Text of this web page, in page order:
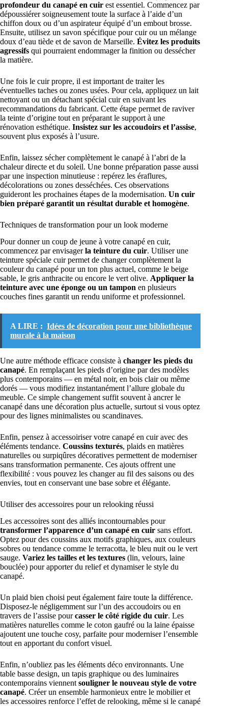
profondeur du canapé en cuir est essentiel. Commencez par
dépoussiérer soigneusement toute la surface à l’aide d’un
chiffon doux ou d’un aspirateur équipé d’un embout brosse.
Ensuite, utilisez un savon spécifique pour cuir ou un mélange
doux d’eau tiède et de savon de Marseille. Évitez les produits
agressifs qui pourraient endommager la finition ou dessécher
la matière.
Une fois le cuir propre, il est important de traiter les
éventuelles taches ou zones usées. Pour cela, appliquez un lait
nettoyant ou un détachant spécial cuir en suivant les
recommandations du fabricant. Cette étape permet de raviver
la teinte d’origine tout en préparant le support à une
rénovation esthétique. Insistez sur les accoudoirs et l’assise,
souvent plus exposés à l’usure.
Enfin, laissez sécher complètement le canapé à l’abri de la
chaleur directe et du soleil. Une bonne préparation passe aussi
par une inspection minutieuse : repérez les éraflures,
décolorations ou zones desséchées. Ces observations
guideront les prochaines étapes de la modernisation. Un cuir
bien préparé garantit un résultat durable et homogène.
Techniques de transformation pour un look moderne
Pour donner un coup de jeune à votre canapé en cuir,
commencez par envisagerla teinture du cuir. Utiliser une
teinture spéciale cuir permet de changer complètement la
couleur du canapé pour un ton plus actuel, comme le beige
sable, le gris anthracite ou encore le vert olive. Appliquer la
teinture avec une éponge ou un tampon en plusieurs
couches fines garantit un rendu uniforme et professionnel.
A LIRE : Idées de décoration pour une bibliothèque
murale à la maison
Une autre méthode efficace consiste à changer les pieds du
canapé. En remplaçant les pieds d’origine par des modèles
plus contemporains — en métal noir, en bois clair ou même
dorés — vous modifiez instantanément l’allure globale du
meuble. Ce simple changement suffit souvent à ancrer le
canapé dans une décoration plus actuelle, surtout si vous optez
pour des lignes minimalistes ou scandinaves.
Enfin, pensez à accessoiriser votre canapé en cuir avec des
éléments tendance. Coussins texturés, plaids en matières
naturelles ou surpiqûres décoratives permettent de moderniser
sans transformation permanente. Ces ajouts offrent une
flexibilité : vous pouvez les changer au fil des saisons ou des
envies, tout en conservant une base sobre et élégante.
Utiliser des accessoires pour un relooking réussi
Les accessoires sont des alliés incontournables pour
transformer l’apparence d’un canapé en cuir sans effort.
Optez pour des coussins aux motifs graphiques, aux couleurs
sobres ou tendance comme le terracotta, le bleu nuit ou le vert
sauge. Variez les tailles et les textures (lin, velours, laine
bouclée) pour apporter du relief et dynamiser le style du
canapé.
Un plaid bien choisi peut également faire toute la différence.
Disposez-le négligemment sur l’un des accoudoirs ou en
travers de l’assise pourcasser le côté rigide du cuir. Les
matières naturelles comme le coton gaufré ou la laine épaisse
ajoutent une touche cosy, parfaite pour moderniser l’ensemble
tout en apportant du confort visuel.
Enfin, n’oubliez pas les éléments déco environnants. Une
table basse design, un tapis graphique ou des luminaires
contemporains viennent souligner le nouveau style de votre
canapé. Créer un ensemble harmonieux entre le mobilier et
les accessoires renforce l’effet de relooking, même si le canapé